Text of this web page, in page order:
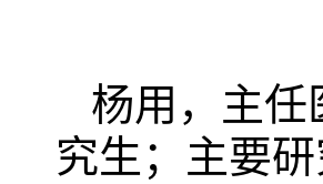
杨用，主任
究生；主要